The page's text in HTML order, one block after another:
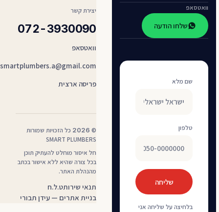
וואטסאפ
שלחו הודעה
שם מלא
טלפון
שליחה
בלחיצה על שליחה אני
יצירת קשר
072-3930090
וואטסאפ
smartplumbers.a@gmail.com
פריסה ארצית
©
2026 כל הזכויות שמורות
SMART PLUMBERS
חל איסור מוחלט להעתיק תוכן
בכל צורה שהיא ללא אישור בכתב
מהנהלת האתר.
תנאי שירות— קובץ PDF, נפתח בלשונית חדשה
ט.ל.ח
בניית אתרים — עידן תבורי